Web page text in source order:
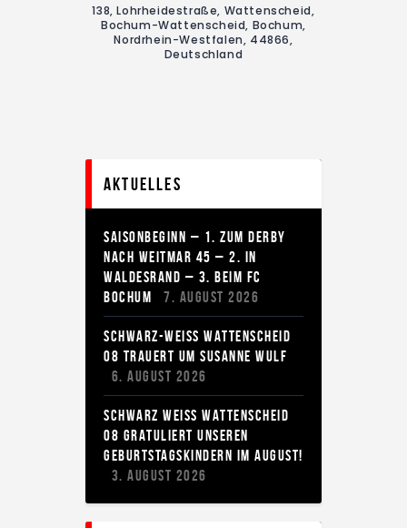
138, Lohrheidestraße, Wattenscheid,
Bochum-Wattenscheid, Bochum,
Nordrhein-Westfalen, 44866,
Deutschland
Aktuelles
SAISONBEGINN – 1. ZUM DERBY
NACH WEITMAR 45 – 2. IN
WALDESRAND – 3. BEIM FC
BOCHUM
7. AUGUST 2026
SCHWARZ-WEISS WATTENSCHEID
08 TRAUERT UM SUSANNE WULF
6. AUGUST 2026
SCHWARZ WEISS WATTENSCHEID 0
8 GRATULIERT UNSEREN G
EBURTSTAGSKINDERN IM AUGUST!
3. AUGUST 2026